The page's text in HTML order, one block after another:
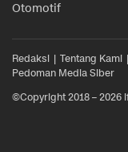
Otomotif
Redaksi Tentang Kami
Pedoman Media Siber
©Copyright 2018 – 2026